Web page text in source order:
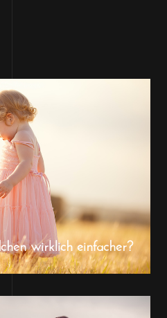
wirklich einfacher?